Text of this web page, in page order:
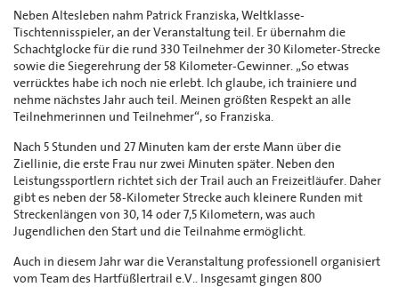
Neben Altesleben nahm Patrick Franziska, Weltklasse-
Tischtennisspieler, an der Veranstaltung teil. Er übernahm die
Schachtglocke für die rund 330 Teilnehmer der 30 Kilometer-Strecke
sowie die Siegerehrung der 58 Kilometer-Gewinner. „So etwas
verrücktes habe ich noch nie erlebt. Ich glaube, ich trainiere und
nehme nächstes Jahr auch teil. Meinen größten Respekt an alle
Teilnehmerinnen und Teilnehmer“, so Franziska.
Nach 5 Stunden und 27 Minuten kam der erste Mann über die
Ziellinie, die erste Frau nur zwei Minuten später. Neben den
Leistungssportlern richtet sich der Trail auch an Freizeitläufer. Daher
gibt es neben der 58-Kilometer Strecke auch kleinere Runden mit
Streckenlängen von 30, 14 oder 7,5 Kilometern, was auch
Jugendlichen den Start und die Teilnahme ermöglicht.
Auch in diesem Jahr war die Veranstaltung professionell organisiert
vom Team des Hartfüßlertrail e.V.. Insgesamt gingen 800